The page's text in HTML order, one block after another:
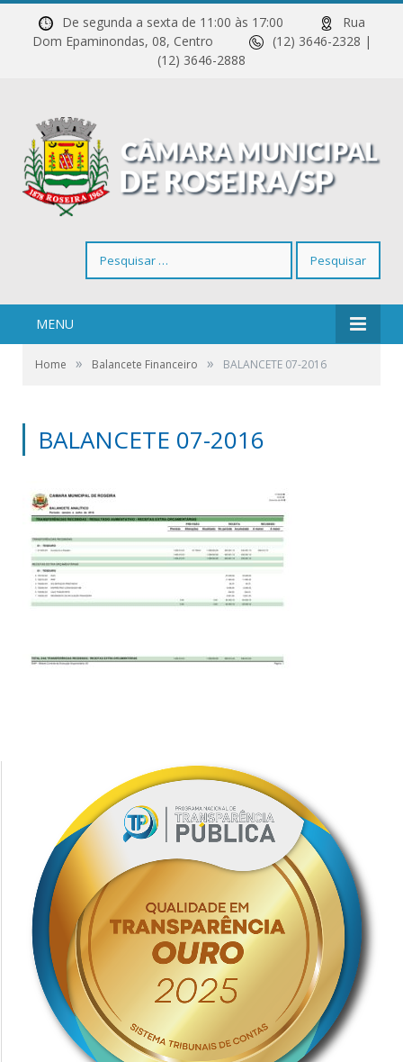
De segunda a sexta de 11:00 às 17:00
Rua
Dom Epaminondas, 08, Centro
(12) 3646-2328 |
(12) 3646-2888
por:
MENU
Home » Balancete Financeiro » BALANCETE 07-2016
BALANCETE 07-2016